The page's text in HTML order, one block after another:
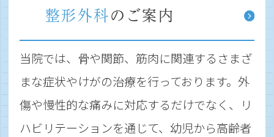
整形外科 のご案内
当院では、骨や関節、筋肉に関連するさまざ
まな症状やけがの治療を行っております。外
傷や慢性的な痛みに対応するだけでなく、リ
ハビリテーションを通じて、幼児から高齢者